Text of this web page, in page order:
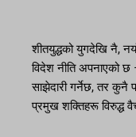
शीतयुद्धको युगदेखि नै,
विदेश नीति अपनाएको छ
साझेदारी गर्नेछ, तर
प्रमुख शक्तिहरू विरुद्ध